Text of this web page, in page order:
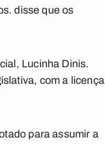
disse que os
Lucinha Dinis.
com a licença
para assumir a